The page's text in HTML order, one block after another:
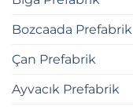
Bozcaada Prefabrik
Çan Prefabrik
Ayvacık Prefabrik